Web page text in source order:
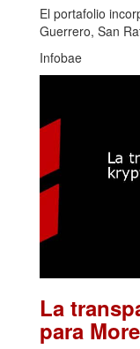
El portafolio
Guerrero, San
Infobae
La
para